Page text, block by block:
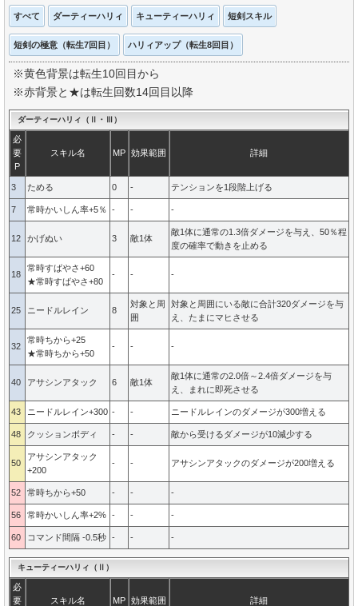
すべて ダーティーハリィ キューティーハリィ 短剣スキル
短剣の極意（転生7回目） ハリィアップ（転生8回目）
※黄色背景は転生10回目から
※赤背景と★は転生回数14回目以降
ダーティーハリィ（Ⅱ・Ⅲ）
必
要
P
スキル名 MP 効果範囲 詳細
3 ためる 0 - テンションを1段階上げる
7 常時かいしん率+5％ - - -
12 かげぬい 3 敵1体
敵1体に通常の1.3倍ダメージを与え、50％程
度の確率で動きを止める
18
常時すばやさ+60
★常時すばやさ+80
- - -
25 ニードルレイン 8
対象と周
囲
対象と周囲にいる敵に合計320ダメージを与
え、たまにマヒさせる
32
常時ちから+25
★常時ちから+50
- - -
40 アサシンアタック 6 敵1体
敵1体に通常の2.0倍～2.4倍ダメージを与
え、まれに即死させる
43 ニードルレイン+300 - - ニードルレインのダメージが300増える
48 クッションボディ - - 敵から受けるダメージが10減少する
50
アサシンアタック
+200
- - アサシンアタックのダメージが200増える
52 常時ちから+50 - - -
56 常時かいしん率+2% - - -
60 コマンド間隔 -0.5秒 - - -
キューティーハリィ（Ⅱ）
必
要
スキル名 MP 効果範囲 詳細